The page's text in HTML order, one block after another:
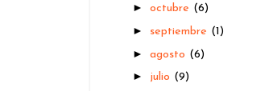
►octubre (6)
► septiembre (1)
►agosto (6)
► julio (9)